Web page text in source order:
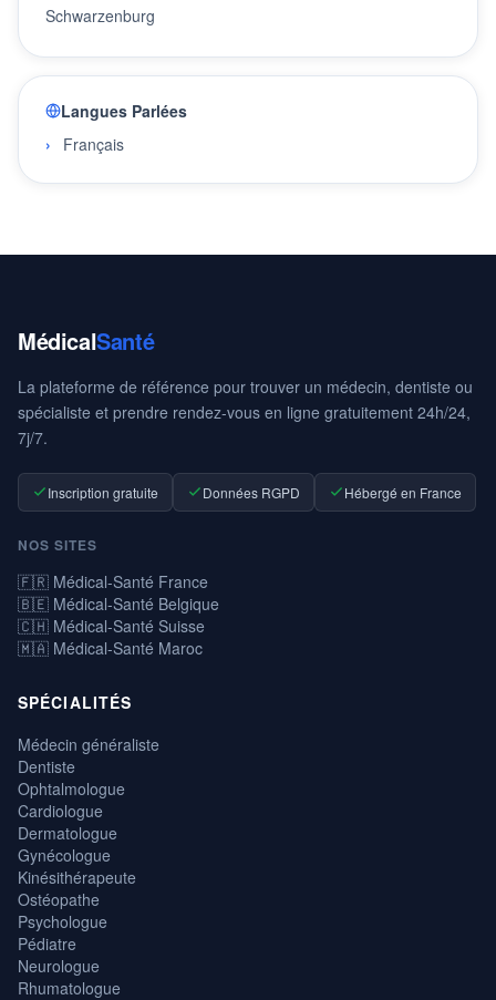
Schwarzenburg
Langues Parlées
Français
MédicalSanté
La plateforme de référence pour trouver un médecin, dentiste ou
spécialiste et prendre rendez-vous en ligne gratuitement 24h/24,
7j/7.
Inscription gratuite Données RGPD Hébergé en France
NOS SITES
🇫🇷 Médical-Santé France
🇧🇪 Médical-Santé Belgique
🇨🇭 Médical-Santé Suisse
🇲🇦 Médical-Santé Maroc
SPÉCIALITÉS
Médecin généraliste
Dentiste
Ophtalmologue
Cardiologue
Dermatologue
Gynécologue
Kinésithérapeute
Ostéopathe
Psychologue
Pédiatre
Neurologue
Rhumatologue